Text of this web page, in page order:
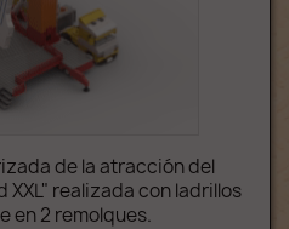
de la atracción del
realizada con ladrillos
en 2 remolques.